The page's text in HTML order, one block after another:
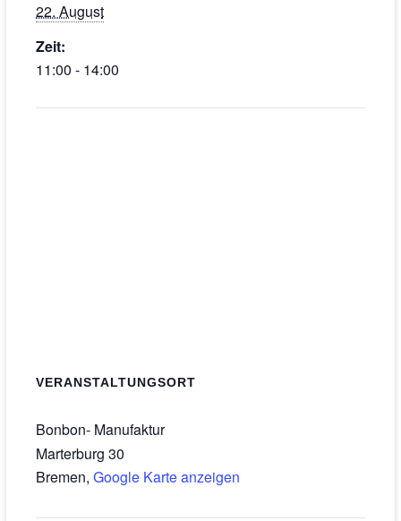
22. August
Zeit:
11:00 - 14:00
VERANSTALTUNGSORT
Bonbon- Manufaktur
Marterburg 30
Bremen, Google Karte anzeigen